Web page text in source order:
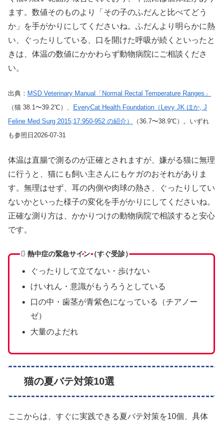
ます。数値そのものより「その子のふだんと比べてどう
か」を手がかりにしてくださいね。ふだんより明らかに熱
い、ぐったりしている、口を開けた呼吸が続くといったと
きは、体温の数値にかかわらず動物病院にご相談くださ
い。
出典： MSD Veterinary Manual「Normal Rectal Temperature Ranges」
（猫 38.1〜39.2℃）、
EveryCat Health Foundation（Levy JK ほか, J
Feline Med Surg 2015;17:950-952 の紹介）
（36.7〜38.9℃）。いずれ
も参照日2026-07-31
体温は直腸で測るのが正確とされますが、嫌がる猫に無理
に行うと、猫にも飼い主さんにもケガのおそれがありま
す。無理はせず、耳の内側や肉球の熱さ、ぐったりしてい
ないかといった様子の変化を手がかりにしてくださいね。
正確な測り方は、かかりつけの動物病院で相談すると安心
です。
熱中症の緊急サイン（すぐ受診）
ぐったりして立てない・歩けない
けいれん・意識がもうろうとしている
口の中・歯茎が青紫色になっている（チアノー
ゼ）
大量のよだれ
猫の夏バテ対策10選
ここからは、すぐに実践できる夏バテ対策を10個、具体